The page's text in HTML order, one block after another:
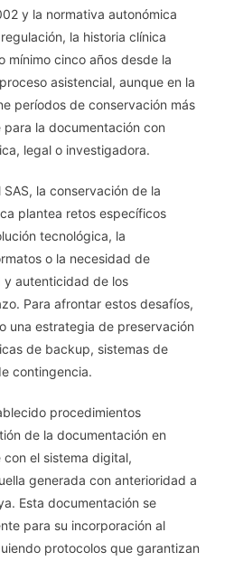
y la normativa autonómica
la historia clínica
mínimo cinco años desde la
asistencial, aunque en la
períodos de conservación más
la documentación con
legal o investigadora.
la conservación de la
plantea retos específicos
tecnológica, la
o la necesidad de
autenticidad de los
Para afrontar estos desafíos,
una estrategia de preservación
de backup, sistemas de
contingencia.
procedimientos
de la documentación en
el sistema digital,
generada con anterioridad a
Esta documentación se
para su incorporación al
protocolos que garantizan